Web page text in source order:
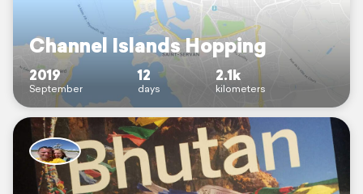
Channel Islands Hopping
2019
September
12
days
2.1k
kilometers